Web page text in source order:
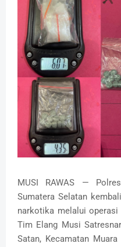
MUSI RAWAS —
Sumatera Selatan
narkotika melalui operasi
Tim Elang Musi
Satan, Kecamatan